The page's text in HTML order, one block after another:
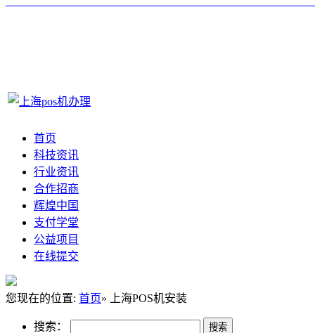
首页
科技资讯
行业资讯
合作招商
辉煌中国
支付学堂
公益项目
在线提交
您现在的位置: 首页» 上海POS机安装
搜索：